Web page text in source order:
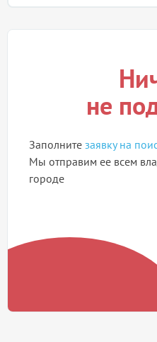
не
Заполните заявку на
Мы отправим ее всем
городе